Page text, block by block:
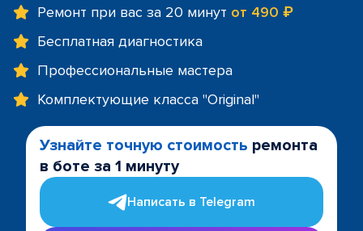
Ремонт при вас за 20 минут от 490 ₽
Бесплатная диагностика
Профессиональные мастера
Комплектующие класса "Original"
Узнайте точную стоимость ремонта
в боте за 1 минуту
Написать в Telegram